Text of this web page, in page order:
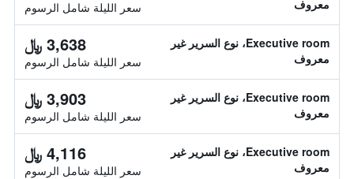
معروف
سعر الليلة شامل الرسوم
Executive room، نوع السرير غير
معروف
3,638 ﷼
سعر الليلة شامل الرسوم
Executive room، نوع السرير غير
معروف
3,903 ﷼
سعر الليلة شامل الرسوم
Executive room، نوع السرير غير
معروف
4,116 ﷼
سعر الليلة شامل الرسوم